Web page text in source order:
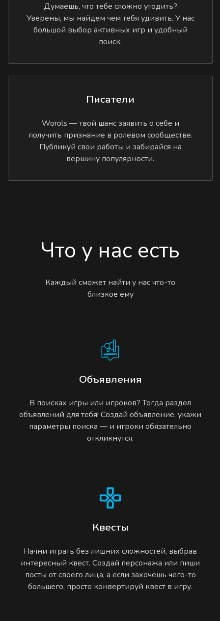
Думаешь, что тебе сложно угодить?
Уверены, мы найдем чем тебя удивить. У нас
большой выбор активных игр и удобный
поиск.
Писатели
Worols — твой шанс заявить о себе и
получить признание в ролевом сообществе.
Публикуй свои работы и забирайся на
вершину популярности.
Что у нас есть
Каждый сможет найти у нас что-то
близкое ему
Объявления
В поисках игры или игроков? Тогда раздел
объявлений для тебя! Создай объявление, укажи
параметры поиска — и игроки обязательно
откликнутся.
Квесты
Начни играть без лишних сложностей, выбрав
интересный квест. Создай персонажа или пиши
посты от своего лица, а если захочешь чего-то
большего, просто конвертируй квест в игру.